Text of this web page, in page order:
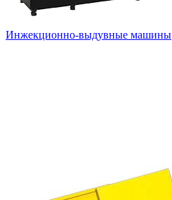
Инжекционно-выдувные машины